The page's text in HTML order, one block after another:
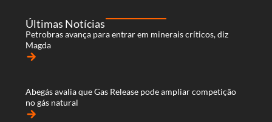
Últimas Notícias
Petrobras avança para entrar em minerais críticos, diz
Magda
arrow_forward
Abegás avalia que Gas Release pode ampliar competição
no gás natural
arrow_forward